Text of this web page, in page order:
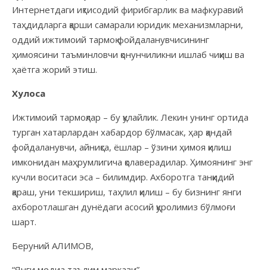
Интернетдаги иқтисодий фирибгарлик ва мафкуравий
таҳдидларга қарши самарали юридик механизмларни,
оддий ижтимоий тармоқ фойдаланувчисининг
ҳимоясини таъминловчи қонунчиликни ишлаб чиқиш ва
ҳаётга жорий этиш.
Хулоса
Ижтимоий тармоқлар – бу қулайлик. Лекин унинг ортида
турган хатарлардан хабардор бўлмасак, ҳар қандай
фойдаланувчи, айниқса, ёшлар – ўзини ҳимоя қилиш
имконидан маҳрумлигича қолаверадилар. Ҳимоянинг энг
кучли воситаси эса – билимдир. Ахборотга танқидий
қараш, уни текшириш, таҳлил қилиш – бу бизнинг янги
ахборотлашган дунёдаги асосий қуролимиз бўлмоғи
шарт.
Беруний АЛИМОВ,